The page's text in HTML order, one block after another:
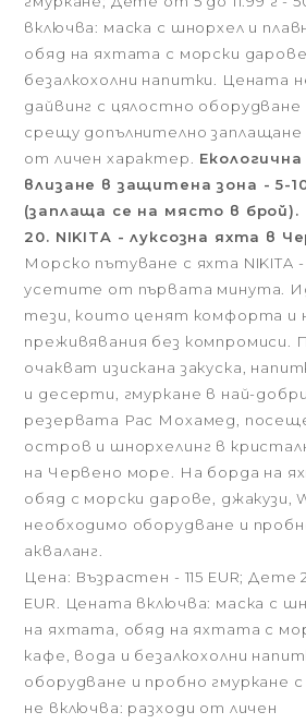
включва: маска с шнорхел и
обяд на яхтата с морски
безалкохолни напитки. Цената
дайвинг с цялостно
срещу допълнително заплащане
от личен характер.
влизане в защитена зона - 5-
(заплаща се на място в брой).
20. NIKITA - луксозна яхта в
Морско пътуване с яхта NIKITA
усетите от първата минута.
тези, които ценят комфорта и
преживявания без компромиси.
очакват изискана закуска,
и десерти, гмуркане в най-
резервата Рас Мохамед,
остров и шнорхелинг в
на Червено море. На борда на
обяд с морски дарове, джакузи,
необходимо оборудване и
акваланг.
Цена: Възрастен - 115 EUR; Дете 2
EUR. Цената включва: маска с
на яхтата, обяд на яхтата с
кафе, вода и безалкохолни
оборудване и пробно гмуркане
не включва: разходи от личен